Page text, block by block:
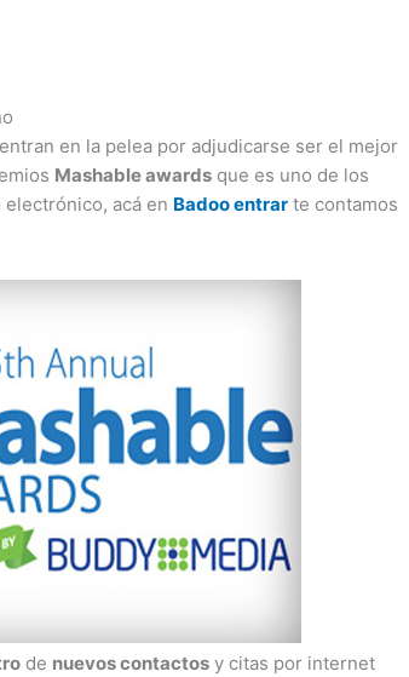
en la pelea por adjudicarse ser el mejor
Mashable awards que es uno de los
acá en Badoo entrar te contamos
de nuevos contactos y citas por internet